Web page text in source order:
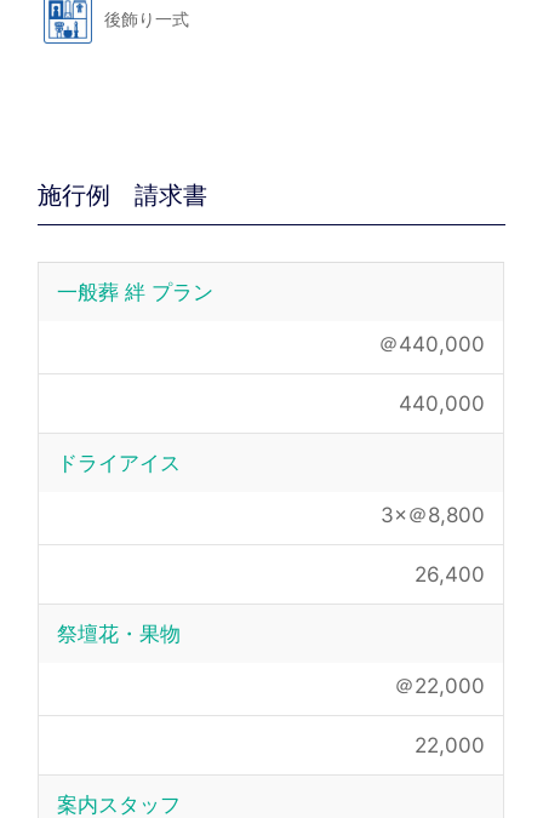
後飾り一式
施行例 請求書
一般葬 絆 プラン
＠440,000
440,000
ドライアイス
3×＠8,800
26,400
祭壇花・果物
＠22,000
22,000
案内スタッフ